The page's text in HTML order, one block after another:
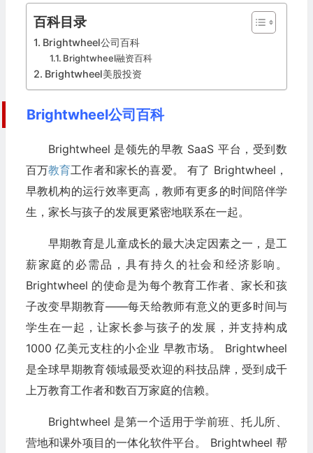
百科目录
Brightwheel公司百科
Brightwheel融资百科
Brightwheel美股投资
Brightwheel公司百科
Brightwheel 是领先的早教 SaaS 平台，受到数
百万教育工作者和家长的喜爱。 有了 Brightwheel，
早教机构的运行效率更高，教师有更多的时间陪伴学
生，家长与孩子的发展更紧密地联系在一起。
早期教育是儿童成长的最大决定因素之一，是工
薪家庭的必需品，具有持久的社会和经济影响。
Brightwheel 的使命是为每个教育工作者、家长和孩
子改变早期教育——每天给教师有意义的更多时间与
学生在一起，让家长参与孩子的发展，并支持构成
1000 亿美元支柱的小企业 早教市场。 Brightwheel
是全球早期教育领域最受欢迎的科技品牌，受到成千
上万教育工作者和数百万家庭的信赖。
Brightwheel 是第一个适用于学前班、托儿所、
营地和课外项目的一体化软件平台。 Brightwheel 帮